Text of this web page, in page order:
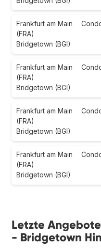
Frankfurt am Main
(FRA)
Bridgetown (BGI)
Frankfurt am Main
(FRA)
Bridgetown (BGI)
Frankfurt am Main
(FRA)
Bridgetown (BGI)
Frankfurt am Main
(FRA)
Bridgetown (BGI)
Letzte
- Bridgetown